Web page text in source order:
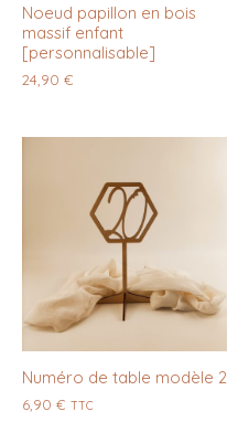
Noeud papillon en bois
massif enfant
[personnalisable]
24,90 €
Numéro de table modèle 2
6,90 € TTC